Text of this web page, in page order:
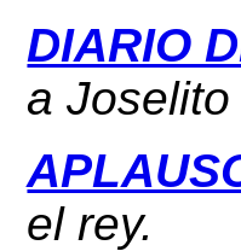
DIARIO
a
el rey.